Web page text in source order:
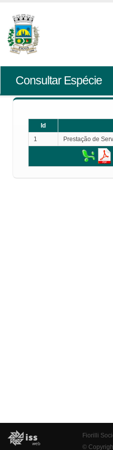
Consultar Espécie
Id
1
Prestação de
Fiorilli
©